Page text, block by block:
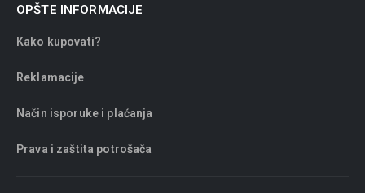
OPŠTE INFORMACIJE
Kako kupovati?
Reklamacije
Način isporuke i plaćanja
Prava i zaštita potrošača